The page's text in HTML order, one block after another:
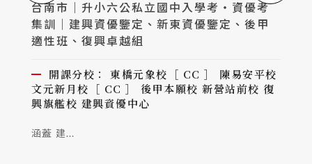
台南市｜升小六公私立國中入學考・資優考
集訓｜建興資優鑒定、新東資優鑒定、後甲
適性班、復興卓越組
開課分校：
東橋元象校［ CC ］ 陳易安平校
文元新月校［ CC ］ 後甲本願校 新營站前校 復
興旗艦校 建興資優中心
涵蓋 建...